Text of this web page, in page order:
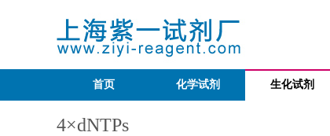
首页 化学试剂 生化试剂
4×dNTPs